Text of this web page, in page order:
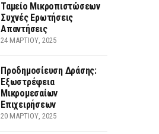
Ταμείο Μικροπιστώσεων
Συχνές Ερωτήσεις
Απαντήσεις
24 ΜΑΡΤΊΟΥ, 2025
Προδημοσίευση Δράσης:
Εξωστρέφεια
Μικρομεσαίων
Επιχειρήσεων
20 ΜΑΡΤΊΟΥ, 2025